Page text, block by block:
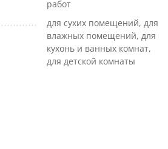
работ
для сухих помещений, для
влажных помещений, для
кухонь и ванных комнат,
для детской комнаты